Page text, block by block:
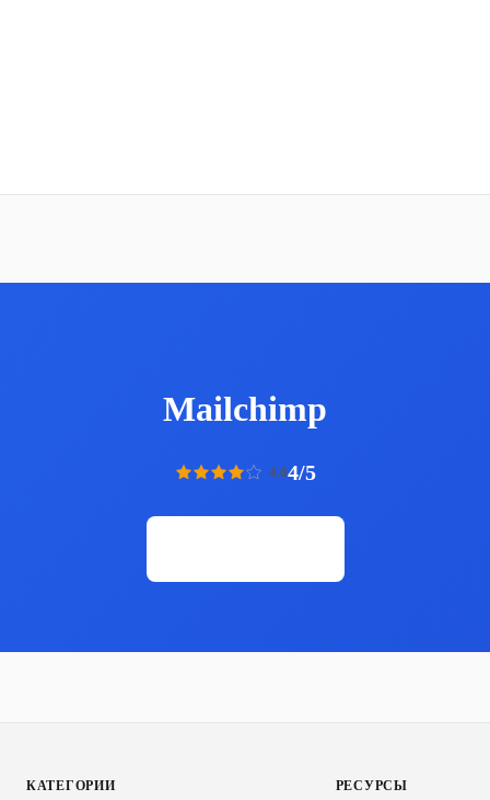
Mailchimp
4.04/5
КАТЕГОРИИ РЕСУРСЫ